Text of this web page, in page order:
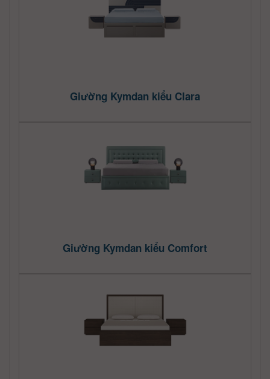
Giường Kymdan kiểu Clara
Giường Kymdan kiểu Comfort